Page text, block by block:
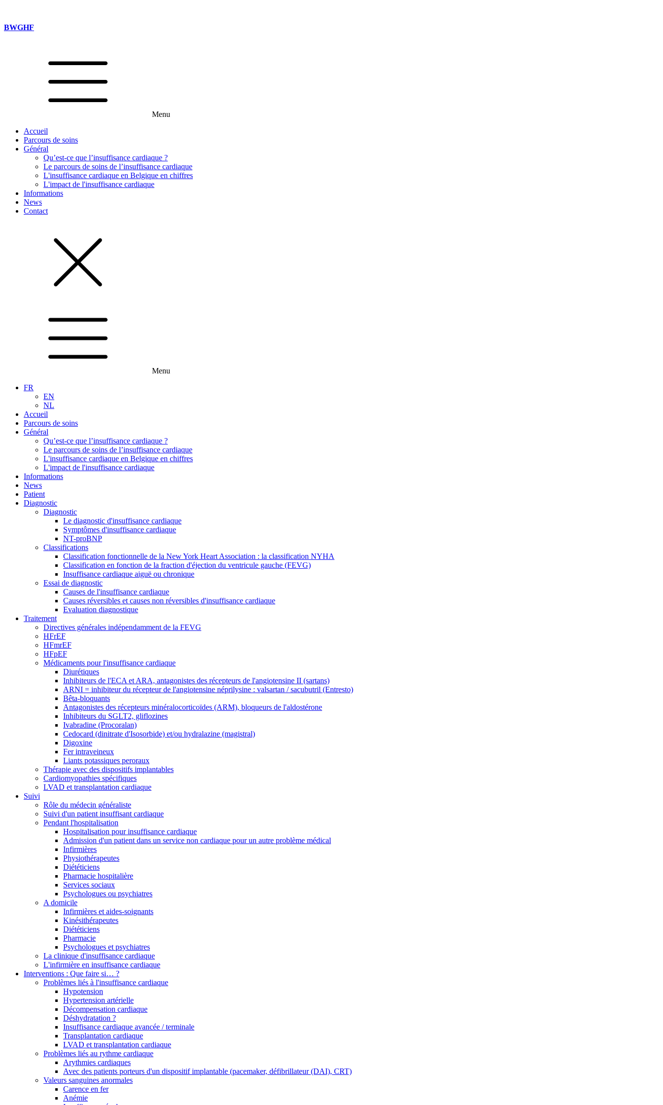
BWGHF
Menu
Accueil
Parcours de soins
Général
Qu’est-ce que l’insuffisance cardiaque ?
Le parcours de soins de l’insuffisance cardiaque
L'insuffisance cardiaque en Belgique en chiffres
L'impact de l'insuffisance cardiaque
Informations
News
Contact
Menu
FR
EN
NL
Accueil
Parcours de soins
Général
Qu’est-ce que l’insuffisance cardiaque ?
Le parcours de soins de l’insuffisance cardiaque
L'insuffisance cardiaque en Belgique en chiffres
L'impact de l'insuffisance cardiaque
Informations
News
Patient
Diagnostic
Diagnostic
Le diagnostic d'insuffisance cardiaque
Symptômes d'insuffisance cardiaque
NT-proBNP
Classifications
Classification fonctionnelle de la New York Heart Association : la classification NYHA
Classification en fonction de la fraction d'éjection du ventricule gauche (FEVG)
Insuffisance cardiaque aiguë ou chronique
Essai de diagnostic
Causes de l'insuffisance cardiaque
Causes réversibles et causes non réversibles d'insuffisance cardiaque
Evaluation diagnostique
Traitement
Directives générales indépendamment de la FEVG
HFrEF
HFmrEF
HFpEF
Médicaments pour l'insuffisance cardiaque
Diurétiques
Inhibiteurs de l'ECA et ARA, antagonistes des récepteurs de l'angiotensine II (sartans)
ARNI = inhibiteur du récepteur de l'angiotensine néprilysine : valsartan / sacubutril (Entresto)
Bêta-bloquants
Antagonistes des récepteurs minéralocorticoïdes (ARM), bloqueurs de l'aldostérone
Inhibiteurs du SGLT2, gliflozines
Ivabradine (Procoralan)
Cedocard (dinitrate d'Isosorbide) et/ou hydralazine (magistral)
Digoxine
Fer intraveineux
Liants potassiques peroraux
Thérapie avec des dispositifs implantables
Cardiomyopathies spécifiques
LVAD et transplantation cardiaque
Suivi
Rôle du médecin généraliste
Suivi d'un patient insuffisant cardiaque
Pendant l'hospitalisation
Hospitalisation pour insuffisance cardiaque
Admission d'un patient dans un service non cardiaque pour un autre problème médical
Infirmières
Physiothérapeutes
Diététiciens
Pharmacie hospitalière
Services sociaux
Psychologues ou psychiatres
A domicile
Infirmières et aides-soignants
Kinésithérapeutes
Diététiciens
Pharmacie
Psychologues et psychiatres
La clinique d'insuffisance cardiaque
L'infirmière en insuffisance cardiaque
Interventions : Que faire si… ?
Problèmes liés à l'insuffisance cardiaque
Hypotension
Hypertension artérielle
Décompensation cardiaque
Déshydratation ?
Insuffisance cardiaque avancée / terminale
Transplantation cardiaque
LVAD et transplantation cardiaque
Problèmes liés au rythme cardiaque
Arythmies cardiaques
Avec des patients porteurs d'un dispositif implantable (pacemaker, défibrillateur (DAI), CRT)
Valeurs sanguines anormales
Carence en fer
Anémie